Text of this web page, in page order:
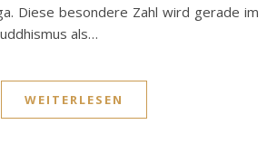
Diese besondere Zahl wird gerade im
als…
WEITERLESEN